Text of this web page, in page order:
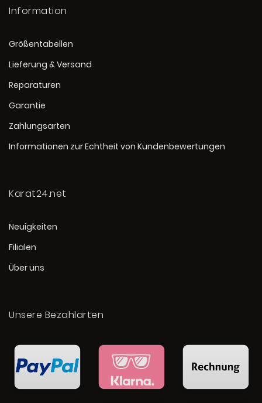
Information
Größentabellen
Lieferung & Versand
Reparaturen
Garantie
Zahlungsarten
Informationen zur Echtheit von Kundenbewertungen
Karat24.net
Neuigkeiten
Filialen
Über uns
Unsere Bezahlarten